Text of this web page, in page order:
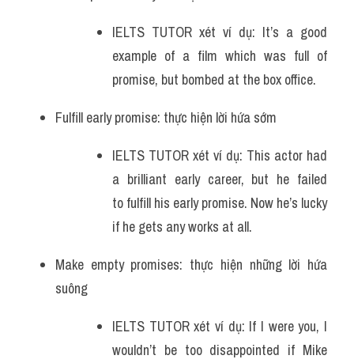
IELTS TUTOR xét ví dụ: It’s a good
example of a film which was full of
promise, but bombed at the box office.
Fulfill early promise: thực hiện lời hứa sớm
IELTS TUTOR xét ví dụ: This actor had
a brilliant early career, but he failed
to fulfill his early promise. Now he’s lucky
if he gets any works at all.
Make empty promises: thực hiện những lời hứa
suông
IELTS TUTOR xét ví dụ: If I were you, I
wouldn’t be too disappointed if Mike